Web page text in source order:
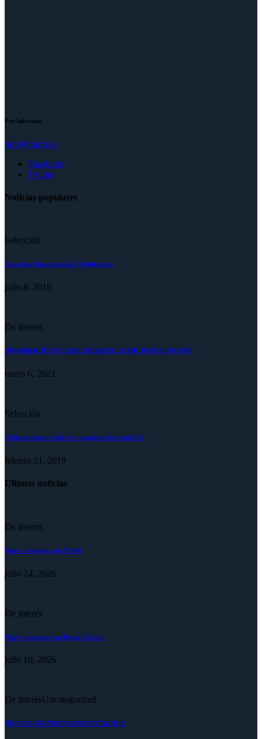
Por informes
info@mufp.uy
Facebook
Twitter
Noticias populares
Selección
Como han finalizado los 55 futbolistas
julio 8, 2018
De interés
INFORMACIÓN OFICIAL SOBRE EL COVID-19 EN URUGUAY
enero 6, 2021
Selección
¡Felicitaciones a todos los jugadores de la sub-20!
febrero 21, 2019
Ultimas noticias
De interés
Nuevo convenio con VYRA
julio 24, 2026
De interés
Nuevo convenio con Deport Cream
julio 10, 2026
De interésUncategorized
NUEVO CONVENIO CON DENTAL HUB